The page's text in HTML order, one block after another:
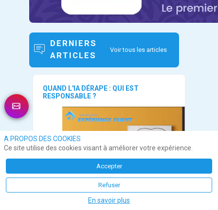
DERNIERS
ARTICLES
Voir tous les articles
QUAND L'IA DÉRAPE : QUI EST
RESPONSABLE ?
A PROPOS DES COOKIES
Ce site utilise des cookies visant à améliorer votre expérience.
Accepter
Refuser
En savoir plus